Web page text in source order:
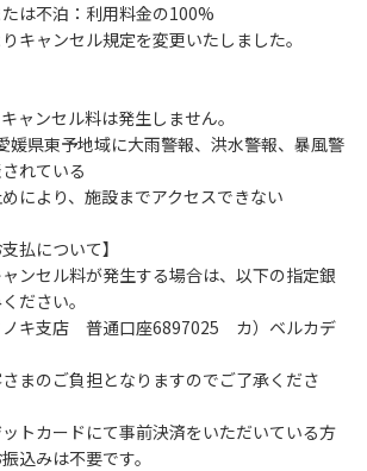
は全てお持ち帰りください。
勢⼒及びその関係者ならびに公共の秩
事由により建造物、家具、備品、その他
、汚染させた場合には、相当額を弁償し
ります。
（駐⾞場を含む）での事故や盗難などに
る場合は、必ずエンジンを停⽌してくだ
ジターセンターに返却してください。
打ち上げなど全て）
よる焚き⽕、BBQ、キャンプファイヤー
野球、キャッチボール・サッカー
恐れのある⾏為
は不泊：利用料金の100%
キャンセル規定を変更いたしました。
ャンセル料は発生しません。
県東予地域に大雨警報、洪水警報、暴風警
れている
により、施設までアクセスできない
払について】
ンセル料が発生する場合は、以下の指定銀
ださい。
ノキ支店 普通口座6897025 カ）ベルカデ
まのご負担となりますのでご了承くださ
トカードにて事前決済をいただいている方
込みは不要です。